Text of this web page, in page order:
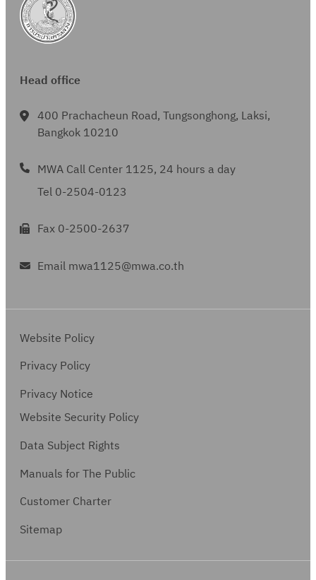
Head office
400 Prachacheun Road, Tungsonghong, Laksi,
Bangkok 10210
MWA Call Center 1125, 24 hours a day
Tel 0-2504-0123
Fax 0-2500-2637
Email mwa1125@mwa.co.th
Website Policy
Privacy Policy
Privacy Notice
Website Security Policy
Data Subject Rights
Manuals for The Public
Customer Charter
Sitemap